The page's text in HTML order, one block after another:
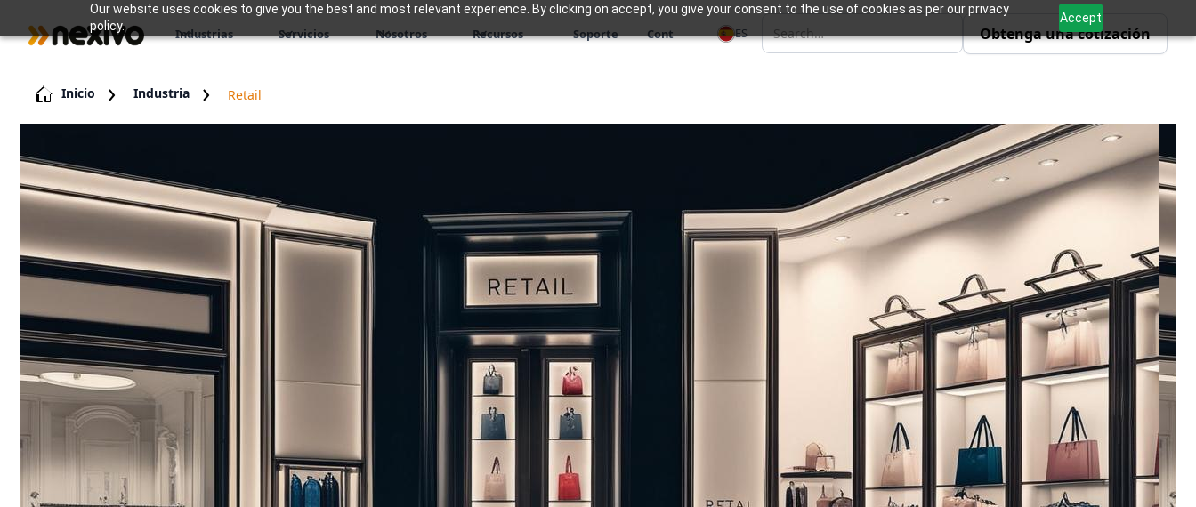
Our website uses cookies to give you the best and most relevant experience. By clicking on accept, you give your consent to the use of cookies as per our privacy
policy.
Accept
Industrias Servicios Nosotros Recursos Soporte Cont ES Obtenga una cotización
Inicio Industria Retail
Venta
minorista
Zoho ofrece una suite integral para la industria
minorista, que permite una administración
fluida de la participación del cliente, las ventas,
el inventario y las operaciones.